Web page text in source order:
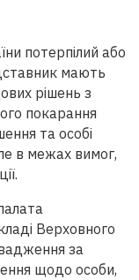
потерпілий або
мають
рішень з
покарання
та особі
в межах вимог,
Верховного
за
щодо особи,